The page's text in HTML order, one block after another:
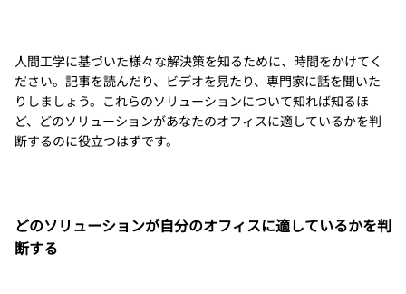
人間工学に基づいた様々な解決策を知るために、時間をかけてく
ださい。記事を読んだり、ビデオを見たり、専門家に話を聞いた
りしましょう。これらのソリューションについて知れば知るほ
ど、どのソリューションがあなたのオフィスに適しているかを判
断するのに役立つはずです。
どのソリューションが自分のオフィスに適しているかを判
断する